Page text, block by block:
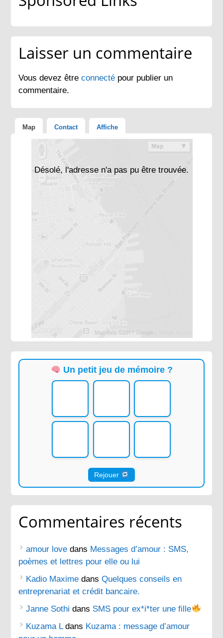
Laisser un commentaire
Vous devez êtreconnecté pour publier un
commentaire.
Map Contact Affiche
Désolé, l'adresse n'a pas pu être trouvée.
Un petit jeu de mémoire ?
Rejouer
Commentaires récents
amour love dans Messages d’amour : SMS,
poèmes et lettres pour elle ou lui
Kadio Maxime dansQuelques conseils en
entreprenariat et crédit bancaire.
Janne Sothi dans SMS pour ex*i*ter une fille
Kuzama Ldans Kuzama : message d’amour